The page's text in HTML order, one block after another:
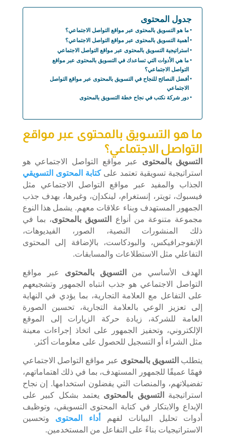
جدول المحتوى
ما هو التسويق بالمحتوى عبر مواقع التواصل الاجتماعي؟
أهمية التسويق بالمحتوى عبر مواقع التواصل الاجتماعي؟
استراتيجية التسويق بالمحتوى عبر مواقع التواصل الاجتماعي
ما هي الأدوات التي تساعدك في التسويق بالمحتوى عبر مواقع
التواصل الاجتماعي؟
أفضل النصائح للنجاح في التسويق بالمحتوى عبر مواقع التواصل
الاجتماعي
دور شركة نكتب في نجاح خطة التسويق بالمحتوى
ما هو التسويق بالمحتوى عبر مواقع
التواصل الاجتماعي؟
التسويق بالمحتوى عبر مواقع التواصل الاجتماعي هو
استراتيجية تسويقية تعتمد علىكتابة المحتوى التسويقي
الجذاب والمفيد عبر مواقع التواصل الاجتماعي مثل
فيسبوك، تويتر، إنستغرام، لينكدإن، وغيرها، بهدف جذب
الجمهور المستهدف وبناء علاقات معهم. يشمل هذا النوع
مجموعة متنوعة من أنواع التسويق بالمحتوى، بما في
ذلك المنشورات النصية، الصور، الفيديوهات،
الإنفوجرافيكس، والبودكاست، بالإضافة إلى المحتوى
التفاعلي مثل الاستطلاعات والمسابقات.
الهدف الأساسي منالتسويق بالمحتوى عبر مواقع
التواصل الاجتماعي هو جذب انتباه الجمهور وتشجيعهم
على التفاعل مع العلامة التجارية، بما يؤدي في النهاية
إلى تعزيز الوعي بالعلامة التجارية، تحسين الصورة
العامة للشركة، زيادة حركة الزيارات إلى الموقع
الإلكتروني، وتحفيز الجمهور على اتخاذ إجراءات معينة
مثل الشراء أو التسجيل للحصول على معلومات أكثر.
يتطلب التسويق بالمحتوى عبر مواقع التواصل الاجتماعي
فهمًا عميقًا للجمهور المستهدف، بما في ذلك اهتماماتهم،
تفضيلاتهم، والمنصات التي يفضلون استخدامها. إن نجاح
استراتيجيةالتسويق بالمحتوى يعتمد بشكل كبير على
الإبداع والابتكار في كتابة المحتوى التسويقي، وتوظيف
أدوات تحليل البيانات لفهمأداء المحتوى وتحسين
الاستراتيجيات بناءً على التفاعل من المستخدمين.